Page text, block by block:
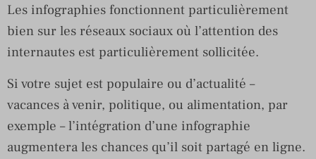
Les infographies fonctionnent particulièrement
bien sur les réseaux sociaux où l’attention des
internautes est particulièrement sollicitée.
Si votre sujet est populaire ou d’actualité –
vacances à venir, politique, ou alimentation, par
exemple – l’intégration d’une infographie
augmentera les chances qu’il soit partagé en ligne.